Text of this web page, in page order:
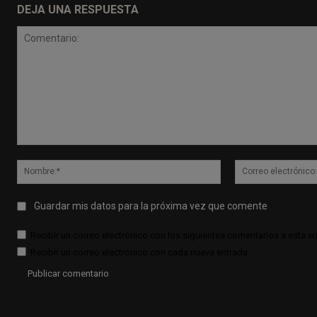
DEJA UNA RESPUESTA
Nombre:*
Guardar mis datos para la próxima vez que comente